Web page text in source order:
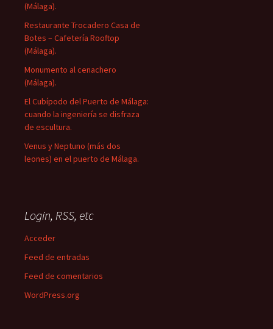
(Málaga).
Restaurante Trocadero Casa de
Botes – Cafetería Rooftop
(Málaga).
Monumento al cenachero
(Málaga).
El Cubípodo del Puerto de Málaga:
cuando la ingeniería se disfraza
de escultura.
Venus y Neptuno (más dos
leones) en el puerto de Málaga.
Login, RSS, etc
Acceder
Feed de entradas
Feed de comentarios
WordPress.org